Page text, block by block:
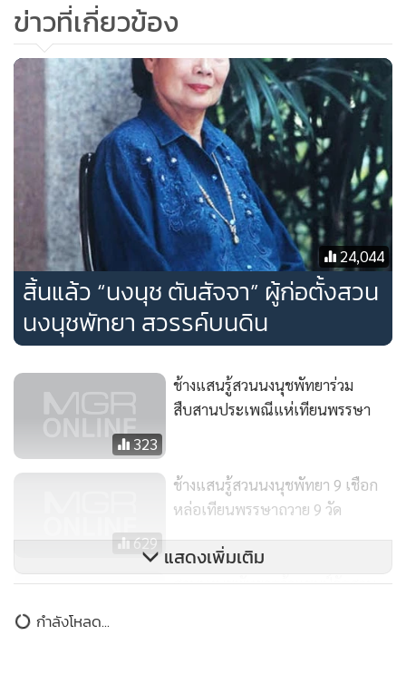
ข่าวที่เกี่ยวข้อง
24,044
สิ้นแล้ว “นงนุช ตันสัจจา” ผู้ก่อตั้งสวน
นงนุชพัทยา สวรรค์บนดิน
323
ช้างแสนรู้สวนนงนุชพัทยาร่วม
สืบสานประเพณีแห่เทียนพรรษา
629
ช้างแสนรู้สวนนงนุชพัทยา 9 เชือก
หล่อเทียนพรรษาถวาย 9 วัด
สวนนงนุชพัทยาคว้าแชมป์จัดสวน
แสดงเพิ่มเติม
กำลังโหลด...